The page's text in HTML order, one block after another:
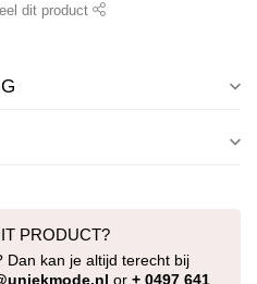
dit product
PRODUCT?
kan je altijd terecht bij
or + 0497 641